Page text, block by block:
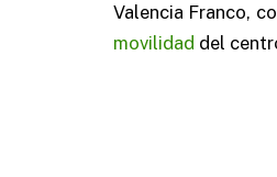
Valencia Franco,
movilidad del